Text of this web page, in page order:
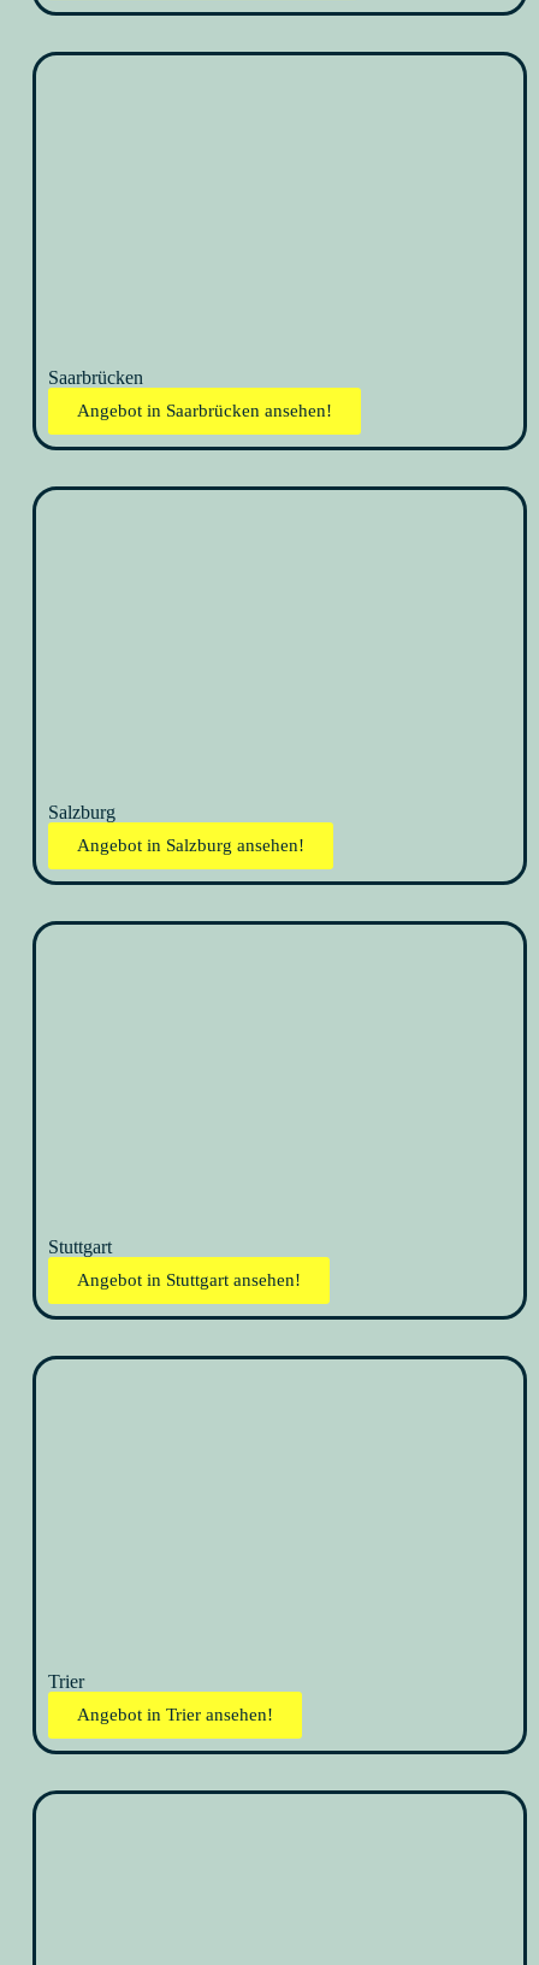
Saarbrücken
Angebot in Saarbrücken ansehen!
Salzburg
Angebot in Salzburg ansehen!
Stuttgart
Angebot in Stuttgart ansehen!
Trier
Angebot in Trier ansehen!